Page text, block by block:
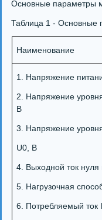
Основные параметры
Таблица 1 - Основные
Наименование
1. Напряжение
2. Напряжение
В
3. Напряжение уровня
U0, В
4. Выходной ток
5. Нагрузочная
6. Потребляемый